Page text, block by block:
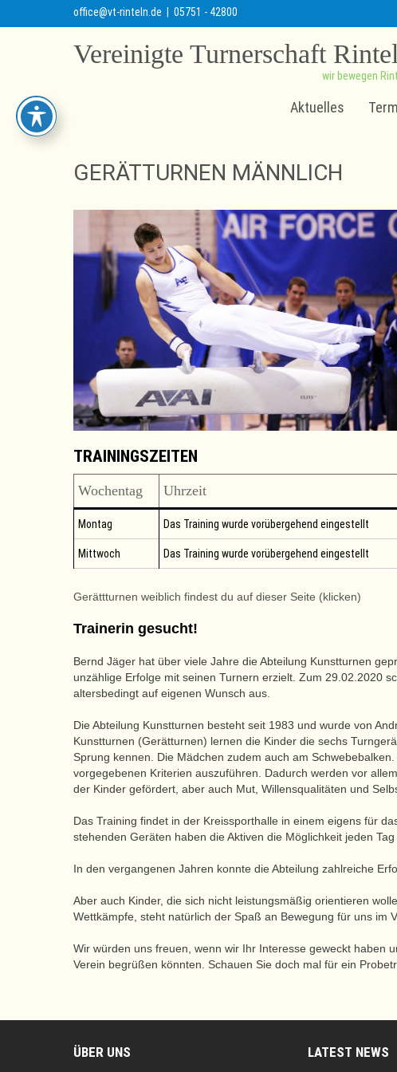
office@vt-rinteln.de | 05751 - 42800
Vereinigte Turnerschaft
wir bewegen
Aktuelles
GERÄTTURNEN MÄNNLICH
TRAININGSZEITEN
Wochentag Uhrzeit
Montag Das Training wurde vorübergehend eingestellt
Mittwoch Das Training wurde vorübergehend eingestellt
Gerättturnen weiblich findest du auf dieser Seite (klicken)
Trainerin gesucht!
Bernd Jäger hat über viele Jahre die Abteilung Kunstturnen
unzählige Erfolge mit seinen Turnern erzielt. Zum 29.02.2020
altersbedingt auf eigenen Wunsch aus.
Die Abteilung Kunstturnen besteht seit 1983 und wurde von
Kunstturnen (Gerätturnen) lernen die Kinder die sechs
Sprung kennen. Die Mädchen zudem auch am
vorgegebenen Kriterien auszuführen. Dadurch werden vor
der Kinder gefördert, aber auch Mut, Willensqualitäten und
Das Training findet in der Kreissporthalle in einem eigens für
stehenden Geräten haben die Aktiven die Möglichkeit jeden Tag
In den vergangenen Jahren konnte die Abteilung zahlreiche
Aber auch Kinder, die sich nicht leistungsmäßig orientieren
Wettkämpfe, steht natürlich der Spaß an Bewegung für uns im
Wir würden uns freuen, wenn wir Ihr Interesse geweckt haben
Verein begrüßen könnten. Schauen Sie doch mal für ein
ÜBER UNS LATEST NEWS